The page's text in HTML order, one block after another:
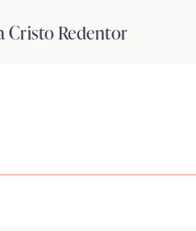
Cristo Redentor